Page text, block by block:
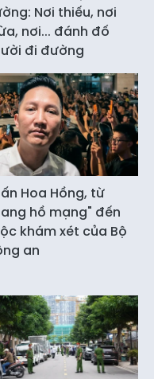
Nơi thiếu, nơi
nơi... đánh đố
đi đường
Hoa Hồng, từ
hồ mạng" đến
khám xét của Bộ
an